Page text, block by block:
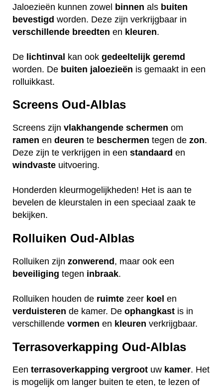
Jaloezieën kunnen zowel binnen als buiten
bevestigd worden. Deze zijn verkrijgbaar in
verschillende breedten en kleuren.
De lichtinval kan ook gedeeltelijk geremd
worden. De buiten jaloezieën is gemaakt in een
rolluikkast.
Screens Oud-Alblas
Screens zijn vlakhangende schermen om
ramen en deuren te beschermen tegen de zon.
Deze zijn te verkrijgen in een standaard en
windvaste uitvoering.
Honderden kleurmogelijkheden! Het is aan te
bevelen de kleurstalen in een speciaal zaak te
bekijken.
Rolluiken Oud-Alblas
Rolluiken zijn zonwerend, maar ook een
beveiliging tegen inbraak.
Rolluiken houden de ruimte zeer koel en
verduisteren de kamer. De ophangkast is in
verschillende vormen en kleuren verkrijgbaar.
Terrasoverkapping Oud-Alblas
Een terrasoverkapping vergroot uw kamer. Het
is mogelijk om langer buiten te eten, te lezen of